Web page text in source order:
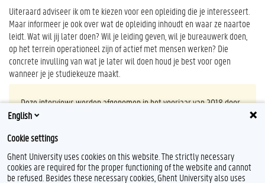
Uiteraard adviseer ik om te kiezen voor een opleiding die je interesseert.
Maar informeer je ook over wat de opleiding inhoudt en waar ze naartoe
leidt. Wat wil jij later doen? Wil je leiding geven, wil je bureauwerk doen,
op het terrein operationeel zijn of actief met mensen werken? Die
concrete invulling van wat je later wil doen houd je best voor ogen
wanneer je je studiekeuze maakt.
Deze interviews werden afgenomen in het voorjaar van 2018 door
Sophie Dewaele. Meer info en studieadvies via
English
Cookie settings
Ghent University uses cookies on this website. The strictly necessary
cookies are required for the proper functioning of the website and cannot
be refused. Besides these necessary cookies, Ghent University also uses